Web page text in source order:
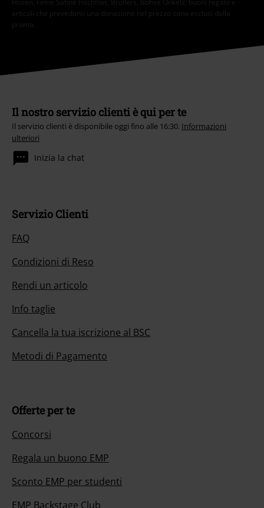
Hosen, Feine Sahne Fischfilet, Broilers, Böhse Onkelz, buoni regalo e
articoli che prevedono una donazione nel prezzo sono esclusi dalla
promo.
Il nostro servizio clienti è qui per te
Il servizio clienti è disponibile oggi fino alle 16:30. Informazioni
ulteriori
Inizia la chat
Servizio Clienti
FAQ
Condizioni di Reso
Rendi un articolo
Info taglie
Cancella la tua iscrizione al BSC
Metodi di Pagamento
Offerte per te
Concorsi
Regala un buono EMP
Sconto EMP per studenti
EMP Backstage Club